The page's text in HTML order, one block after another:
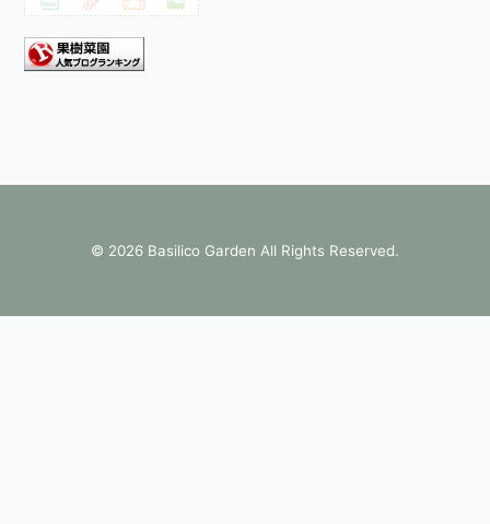
© 2026 Basilico Garden All Rights Reserved.